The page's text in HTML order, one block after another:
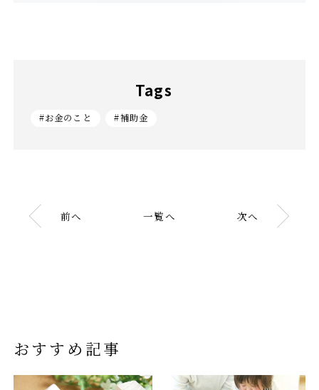
Tags
#お金のこと #補助金
前へ 一覧へ 次へ
おすすめ記事